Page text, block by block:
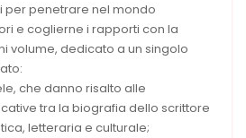
per penetrare nel mondo
e coglierne i rapporti con la
volume, dedicato a un singolo
che danno risalto alle
tra la biografia dello scrittore
letteraria e culturale;